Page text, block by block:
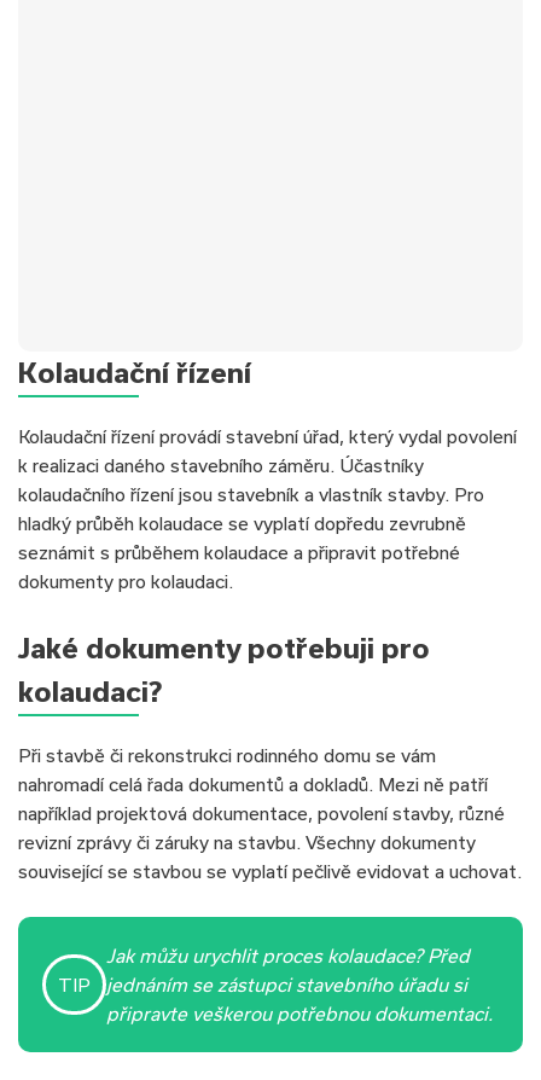
✅Úrok:
✅Doba splácení:
30 let
✅Výše úvěru:
3 500 000 Kč
✅Měsíční splátka:
18 131 Kč
Kolaudační řízení
Kolaudační řízení provádí stavební úřad, který vydal povolení
k realizaci daného stavebního záměru. Účastníky
kolaudačního řízení jsou stavebník a vlastník stavby. Pro
hladký průběh kolaudace se vyplatí dopředu zevrubně
seznámit s průběhem kolaudace a připravit potřebné
dokumenty pro kolaudaci.
Jaké dokumenty potřebuji pro
kolaudaci?
Při stavbě či rekonstrukci rodinného domu se vám
nahromadí celá řada dokumentů a dokladů. Mezi ně patří
například projektová dokumentace, povolení stavby, různé
revizní zprávy či záruky na stavbu. Všechny dokumenty
související se stavbou se vyplatí pečlivě evidovat a uchovat.
TIP
Jak můžu urychlit proces kolaudace? Před
jednáním se zástupci stavebního úřadu si
připravte veškerou potřebnou dokumentaci.